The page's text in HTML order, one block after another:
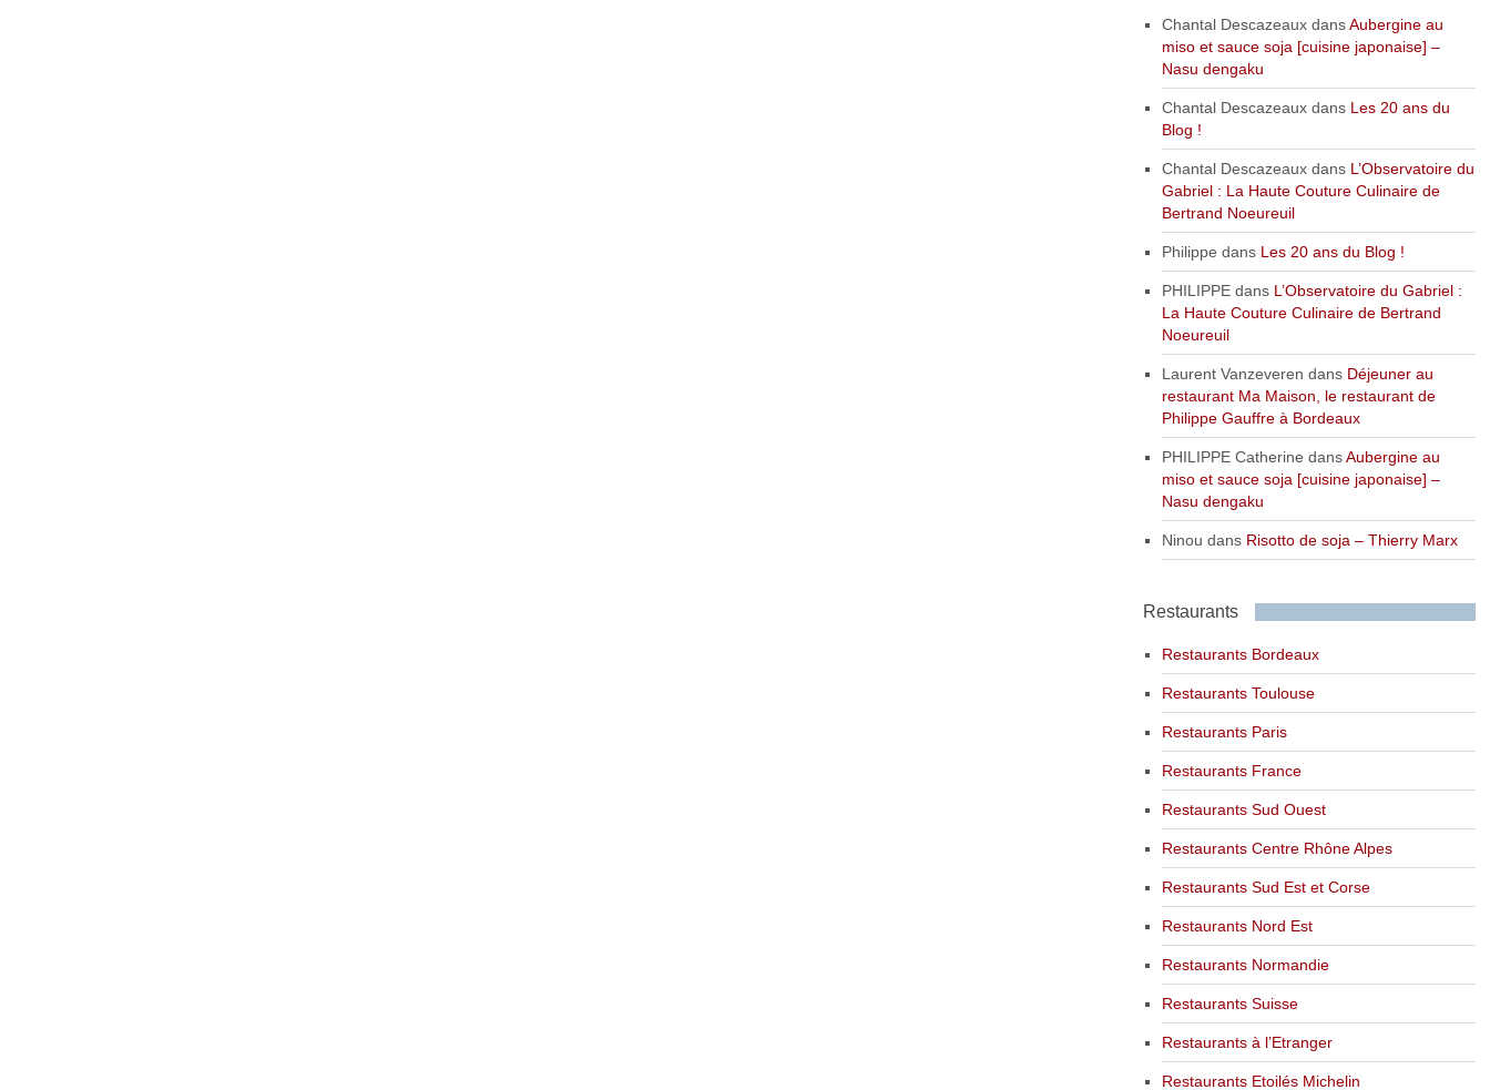
Chantal DescazeauxdansAubergine au
miso et sauce soja [cuisine japonaise] –
Nasu dengaku
Chantal Descazeauxdans Les 20 ans du
Blog !
Chantal Descazeauxdans L’Observatoire du
Gabriel : La Haute Couture Culinaire de
Bertrand Noeureuil
Philippe dans Les 20 ans du Blog !
PHILIPPEdans L’Observatoire du Gabriel :
La Haute Couture Culinaire de Bertrand
Noeureuil
Laurent Vanzeveren dans Déjeuner au
restaurant Ma Maison, le restaurant de
Philippe Gauffre à Bordeaux
PHILIPPE Catherine dansAubergine au
miso et sauce soja [cuisine japonaise] –
Nasu dengaku
Ninou dans Risotto de soja – Thierry Marx
Restaurants
Restaurants Bordeaux
Restaurants Toulouse
Restaurants Paris
Restaurants France
Restaurants Sud Ouest
Restaurants Centre Rhône Alpes
Restaurants Sud Est et Corse
Restaurants Nord Est
Restaurants Normandie
Restaurants Suisse
Restaurants à l’Etranger
Restaurants Etoilés Michelin